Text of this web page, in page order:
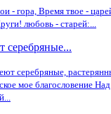
- гора, Время твое -
любовь - старей:...
серебряные...
серебряные,
мое благословение